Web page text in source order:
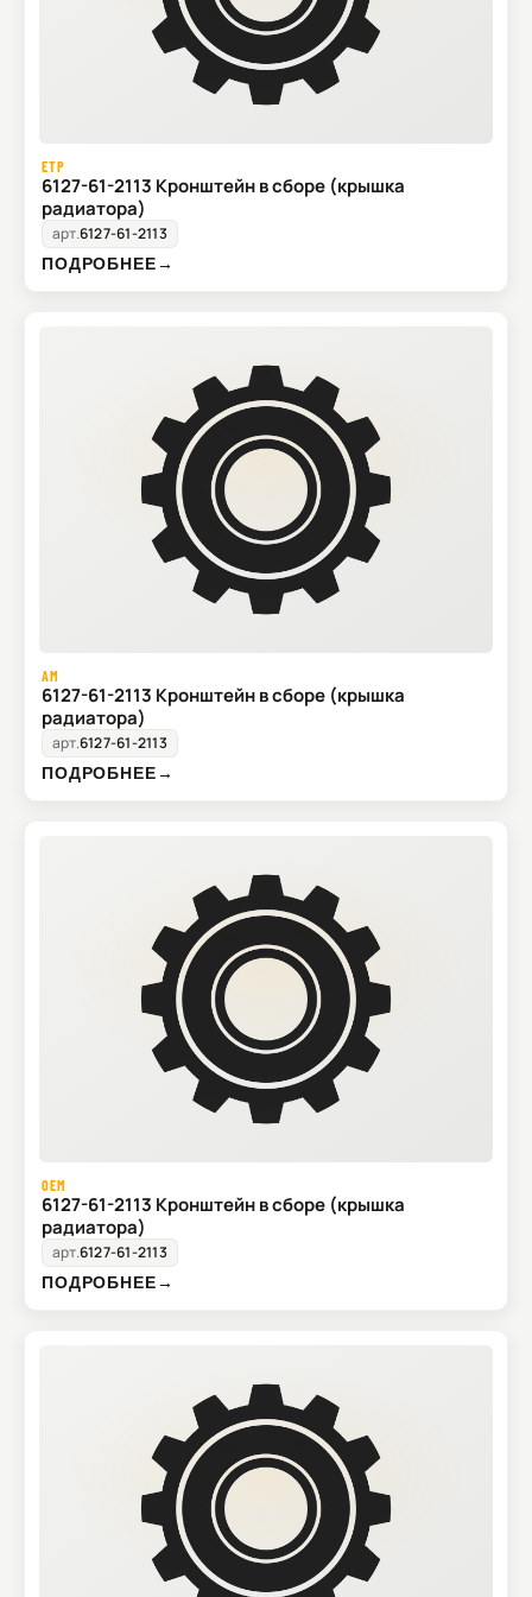
ETP
6127-61-2113 Кронштейн в сборе (крышка
радиатора)
арт.6127-61-2113
ПОДРОБНЕЕ→
AM
6127-61-2113 Кронштейн в сборе (крышка
радиатора)
арт.6127-61-2113
ПОДРОБНЕЕ→
OEM
6127-61-2113 Кронштейн в сборе (крышка
радиатора)
арт.6127-61-2113
ПОДРОБНЕЕ→